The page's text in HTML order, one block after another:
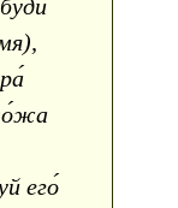
его́